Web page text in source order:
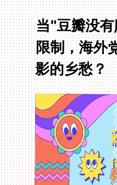
当"豆瓣没
限制，海外
影的乡愁？